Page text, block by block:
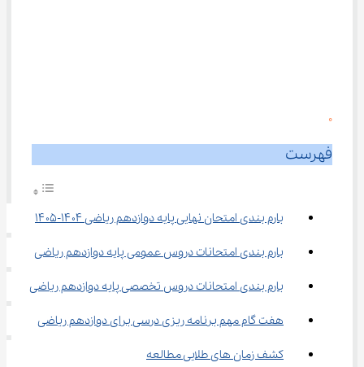
0
فهرست
بارم بندی امتحان نهایی پایه دوازدهم ریاضی ۱۴۰۴-۱۴۰۵
بارم بندی امتحانات دروس عمومی پایه دوازدهم ریاضی
بارم بندی امتحانات دروس تخصصی پایه دوازدهم ریاضی
هفت گام مهم برنامه ریزی درسی برای دوازدهم ریاضی
کشف زمان ‌های طلایی مطالعه